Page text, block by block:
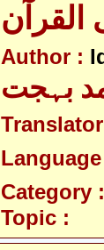
Author :
بہجت
Category :
Topic :